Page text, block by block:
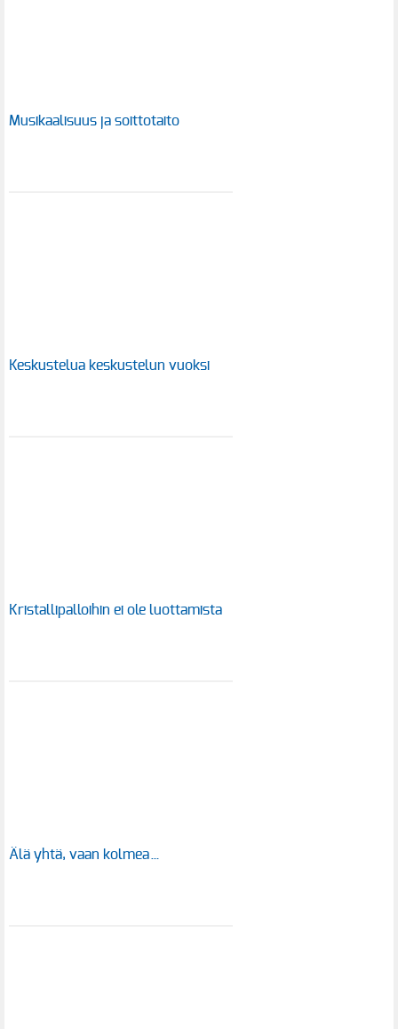
Musikaalisuus ja soittotaito
Keskustelua keskustelun vuoksi
Kristallipalloihin ei ole luottamista
Älä yhtä, vaan kolmea…